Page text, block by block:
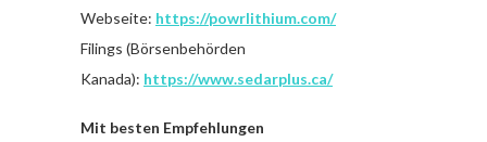
Webseite: https://powrlithium.com/
Filings (Börsenbehörden
Kanada): https://www.sedarplus.ca/
Mit besten Empfehlungen